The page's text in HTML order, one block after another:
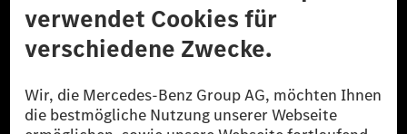
© 2026 Mercedes-Benz Group AG. Alle Rechte vorbehalten.
reduzierte CO₂-Emissionen bei der Mercedes-Benz Group durch
zertifizierte Ausgleichsprojekte kompensiert werden.